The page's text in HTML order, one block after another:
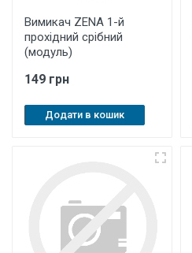
Вимикач ZENA 1-й
прохідний срібний
(модуль)
149 грн
Додати в кошик